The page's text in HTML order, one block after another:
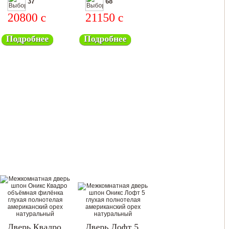
20800 c
Подробнее
21150 c
Подробнее
Дверь Квадро Дверь Лофт 5